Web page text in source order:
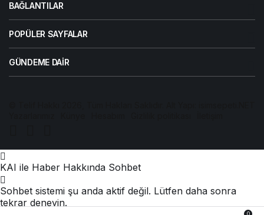
BAĞLANTILAR
POPÜLER SAYFALAR
GÜNDEME DAIR
0
KAI ile Haber Hakkında Sohbet
Sohbet sistemi şu anda aktif değil. Lütfen daha sonra
tekrar deneyin.